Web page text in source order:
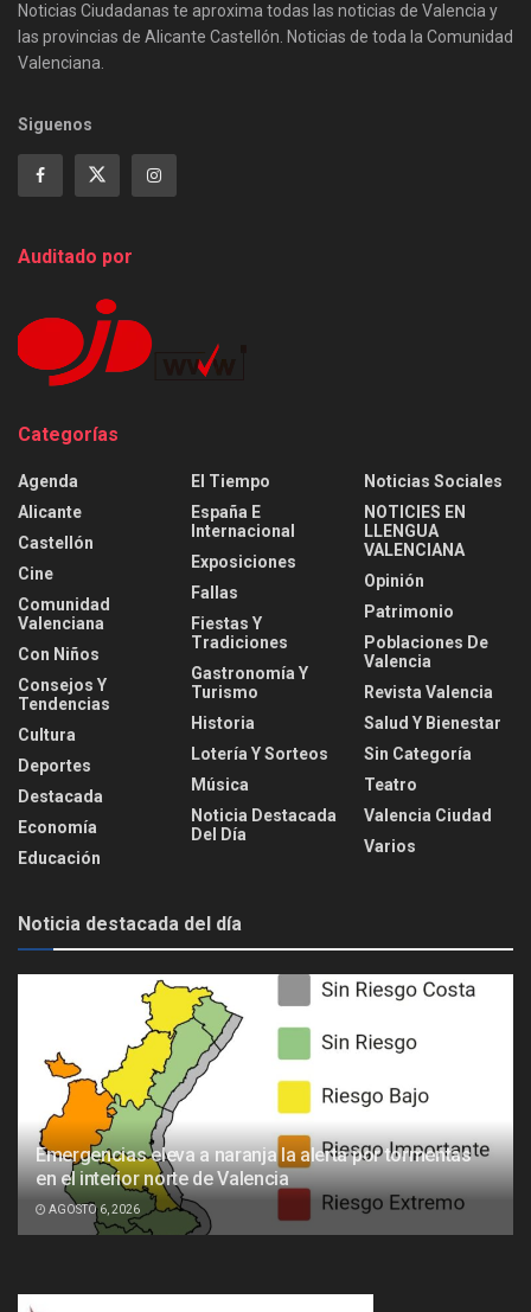
Noticias Ciudadanas te aproxima todas las noticias de Valencia y
las provincias de Alicante Castellón. Noticias de toda la Comunidad
Valenciana.
Siguenos
Auditado por
Categorías
Agenda
Alicante
Castellón
Cine
Comunidad
Valenciana
Con Niños
Consejos Y
Tendencias
Cultura
Deportes
Destacada
Economía
Educación
El Tiempo
España E
Internacional
Exposiciones
Fallas
Fiestas Y
Tradiciones
Gastronomía Y
Turismo
Historia
Lotería Y Sorteos
Música
Noticia Destacada
Del Día
Noticias Sociales
NOTICIES EN
LLENGUA
VALENCIANA
Opinión
Patrimonio
Poblaciones De
Valencia
Revista Valencia
Salud Y Bienestar
Sin Categoría
Teatro
Valencia Ciudad
Varios
Noticia destacada del día
Emergencias eleva a naranja la alerta por tormentas
en el interior norte de Valencia
AGOSTO 6, 2026